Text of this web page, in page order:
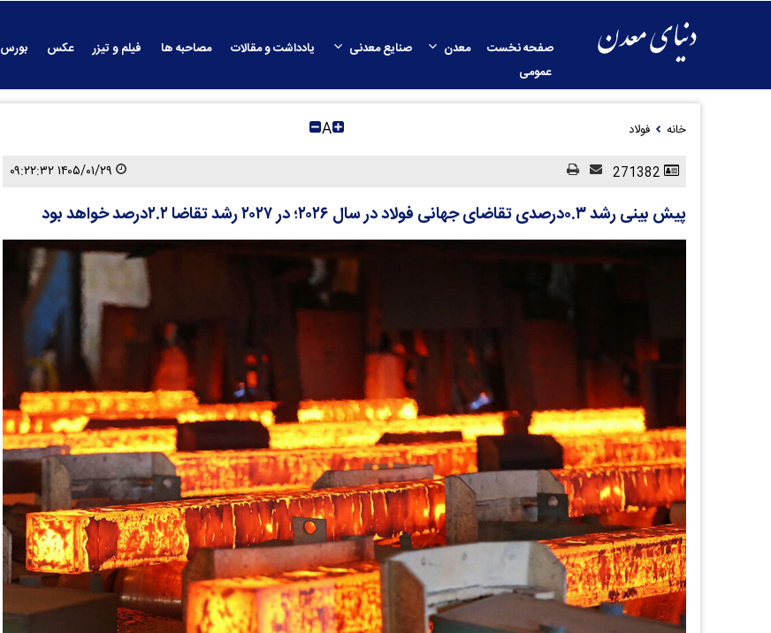
صفحه نخست معدن صنایع معدنی یادداشت و مقالات مصاحبه ها فیلم و تیزر عکس بورس
عمومی
خانه فولاد A
۱۴۰۵/۰۱/۲۹ ۰۹:۲۲:۳۲
پیش بینی رشد ۰.۳درصدی تقاضای جهانی فولاد در سال ۲۰۲۶؛ در ۲۰۲۷ رشد تقاضا ۲.۲درصد خواهد بود